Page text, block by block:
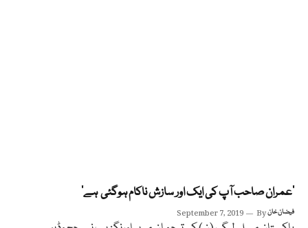
’عمران صاحب آپ کی ایک اور سازش ناکام ہوگئی ہے‘
September 7, 2019 Byفیضان خان